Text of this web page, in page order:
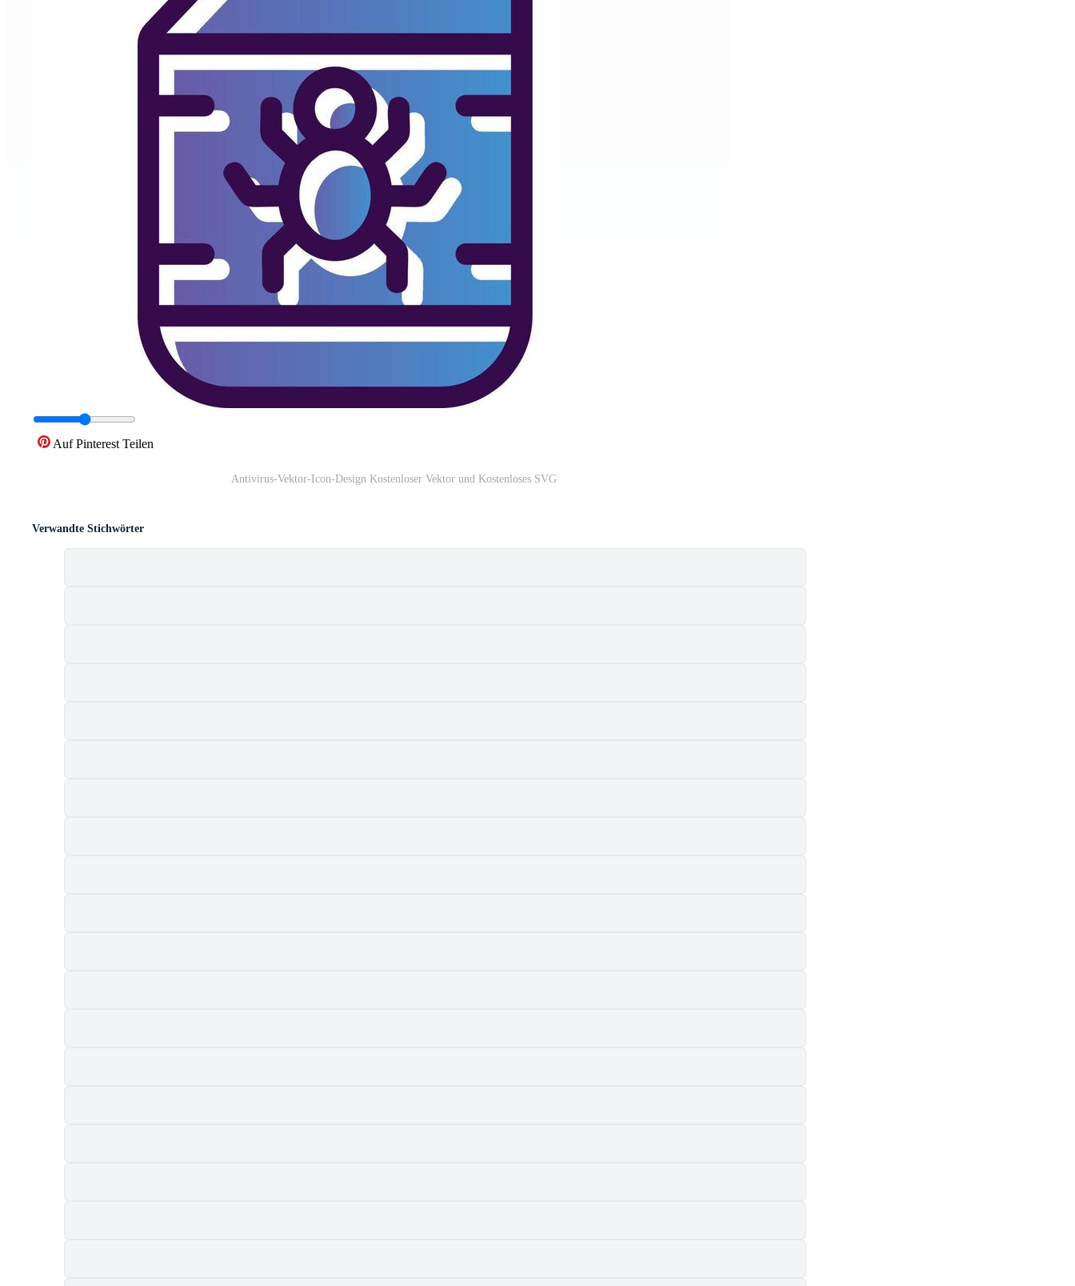
Auf Pinterest Teilen
Antivirus-Vektor-Icon-Design Kostenloser Vektor und Kostenloses SVG
Verwandte Stichwörter